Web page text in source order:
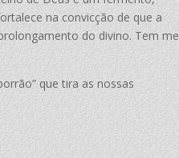
na convicção de que a
do divino. Tem me
que tira as nossas